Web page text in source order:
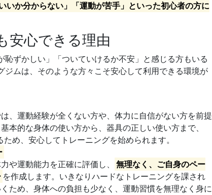
いか分からない」「運動が苦手」といった初心者の方に
安心できる理由
恥ずかしい」「ついていけるか不安」と感じる方もいる
ムは、そのような方々こそ安心して利用できる環境が
、運動経験が全くない方や、体力に自信がない方を前提
本的な身体の使い方から、器具の正しい使い方まで、
ため、安心してトレーニングを始められます。
や運動能力を正確に評価し、
無理なく、ご自身のペー
を作成します。いきなりハードなトレーニングを課され
ため、身体への負担も少なく、運動習慣を無理なく身に